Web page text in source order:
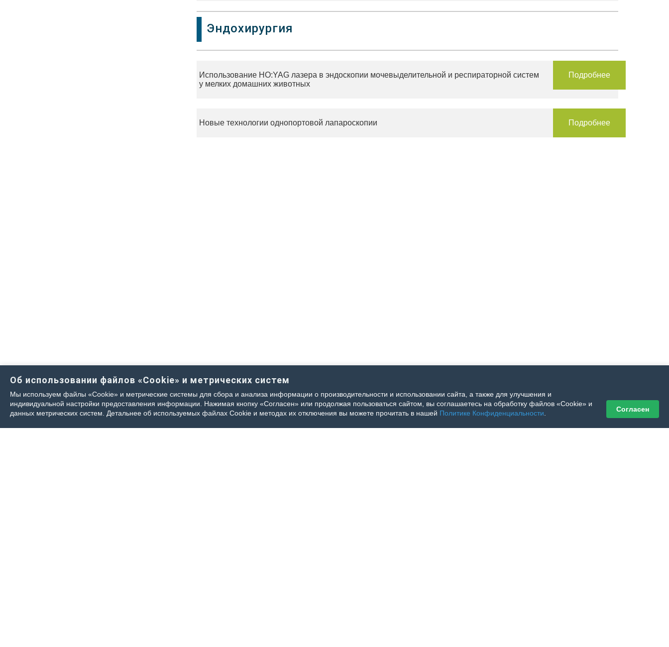
Эндохирургия
Использование HO:YAG лазера в эндоскопии мочевыделительной и респираторной систем
у мелких домашних животных
Подробнее
Новые технологии однопортовой лапароскопии Подробнее
Об использовании файлов «Cookie» и метрических систем
Мы используем файлы «Cookie» и метрические системы для сбора и анализа информации о производительности и использовании сайта, а также для улучшения и
индивидуальной настройки предоставления информации. Нажимая кнопку «Согласен» или продолжая пользоваться сайтом, вы соглашаетесь на обработку файлов «Cookie» и
данных метрических систем. Детальнее об используемых файлах Cookie и методах их отключения вы можете прочитать в нашей Политике Конфиденциальности Согласен